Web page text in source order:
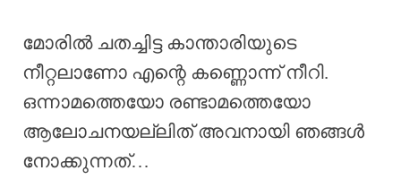
മോരിൽ ചതച്ചിട്ട കാന്താരിയുടെ
നീറ്റലാണോ എന്റെ കണ്ണൊന്ന് നീറി.
ഒന്നാമത്തെയോ രണ്ടാമത്തെയോ
ആലോചനയല്ലിത് അവനായി ഞങ്ങൾ
നോക്കുന്നത്…